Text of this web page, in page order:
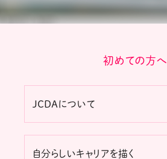
初めての方へ
JCDAについて
自分らしいキャリアを描く